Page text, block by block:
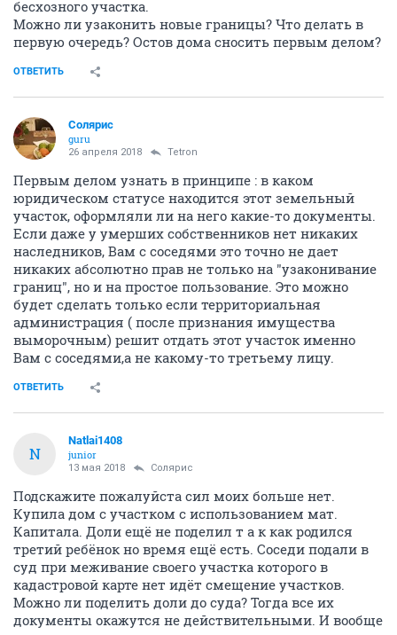
бесхозного участка.
Можно ли узаконить новые границы? Что делать в
первую очередь? Остов дома сносить первым делом?
ОТВЕТИТЬ
Солярис
guru
26 апреля 2018 Tetron
Первым делом узнать в принципе : в каком
юридическом статусе находится этот земельный
участок, оформляли ли на него какие-то документы.
Если даже у умерших собственников нет никаких
наследников, Вам с соседями это точно не дает
никаких абсолютно прав не только на "узаконивание
границ", но и на простое пользование. Это можно
будет сделать только если территориальная
администрация ( после признания имущества
выморочным) решит отдать этот участок именно
Вам с соседями,а не какому-то третьему лицу.
ОТВЕТИТЬ
N
Natlai1408
junior
13 мая 2018 Солярис
Подскажите пожалуйста сил моих больше нет.
Купила дом с участком с использованием мат.
Капитала. Доли ещё не поделил т а к как родился
третий ребёнок но время ещё есть. Соседи подали в
суд при меживание своего участка которого в
кадастровой карте нет идёт смещение участков.
Можно ли поделить доли до суда? Тогда все их
документы окажутся не действительными. И вообще